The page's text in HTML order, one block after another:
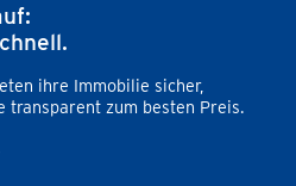
ihre Immobilie sicher,
transparent zum besten Preis.